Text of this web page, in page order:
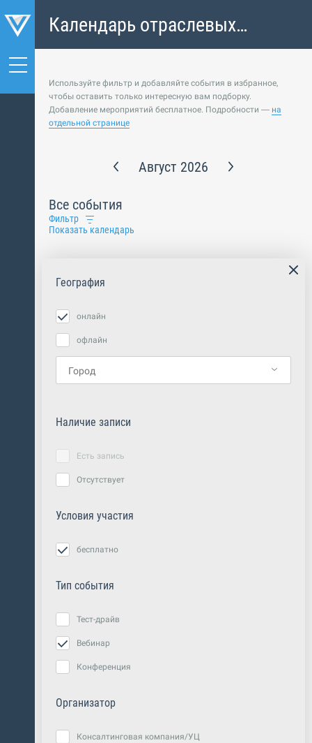
Календарь отраслевых
событий
Используйте фильтр и добавляйте события в избранное,
чтобы оставить только интересную вам подборку.
Добавление мероприятий бесплатное. Подробности — на
отдельной странице
Август 2026
Все события
Фильтр
Показать календарь
География
онлайн
офлайн
Наличие записи
Есть запись
Отсутствует
Условия участия
бесплатно
Тип события
Тест-драйв
Вебинар
Конференция
Организатор
Консалтинговая компания/УЦ